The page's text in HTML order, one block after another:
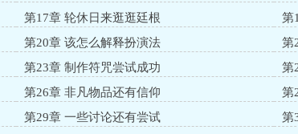
源于《诡秘之主》。2.主角一直是异种途径，不转途
。3.无系统。主角没看过小说也不知道剧情，是纯粹
正直，介于守序善和中立善之间。5.捞人救济有，能
的happyending，挽回遗憾。
第17章 轮休日来逛逛廷根
第
第20章 该怎么解释扮演法
第
第23章 制作符咒尝试成功
第
第26章 非凡物品还有信仰
第
第29章 一些讨论还有尝试
第